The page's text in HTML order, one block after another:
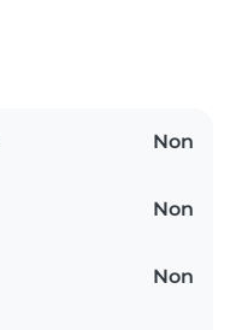
Non
Non
Non